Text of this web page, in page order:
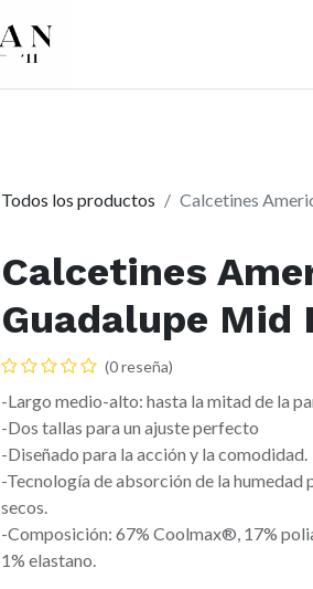
Todos los productos Calcetines
Calcetines
Guadalupe Mid
(0 reseña)
-Largo medio-alto: hasta la mitad de la
-Dos tallas para un ajuste perfecto
-Diseñado para la acción y la comodidad.
-Tecnología de absorción de la humedad
secos.
-Composición: 67% Coolmax®, 17%
1% elastano.